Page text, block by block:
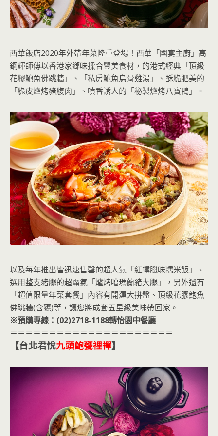
西華飯店2020年外帶年菜隆重登場！西華「國宴主廚」高
鋼輝師傅以香港家鄉味揉合豐美食材，的港式經典「頂級
花膠鮑魚佛跳牆」、「私房鮑魚烏骨雞湯」、酥脆肥美的
「脆皮爐烤豬腹肉」、噴香誘人的「秘製爐烤八寶鴨」。
以及每年推出皆迅速售罄的超人氣「紅蟳臘味糯米飯」、
選用整支豬腿的超霸氣「爐烤噶瑪蘭豬大腿」，另外還有
「超值限量年菜套餐」內容有開運大拼盤、頂級花膠鮑魚
佛跳牆(含甕)等，讓您將成套五星級美味帶回家。
※預購專線：(02)2718-1188轉怡園中餐廳
＝＝＝＝＝＝＝＝＝＝＝＝＝＝＝＝＝＝＝＝＝
【台北君悅九頭鮑甕裡禪】